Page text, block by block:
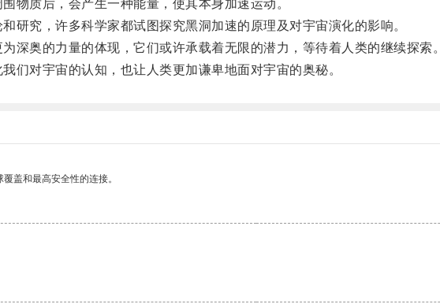
质后，会产生一种能量，使其本身加速运动。
究，许多科学家都试图探究黑洞加速的原理及对宇宙演化的影响。
奥的力量的体现，它们或许承载着无限的潜力，等待着人类的继续探索。
对宇宙的认知，也让人类更加谦卑地面对宇宙的奥秘。
盖和最高安全性的连接。